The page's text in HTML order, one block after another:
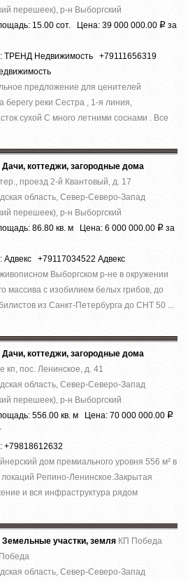
перешеек), р-н Выборгский
15.00 сот. Цена: 39 000 000.00 Р за
ТРЕНД Недвижимость +79111656319
предложение для ценителей
берегу реки Сестра , 1-я линия,
сухой С много летними соснами . Все
коттеджи, загородные дома
проезд 2-й Квантовый, д. 17
область, Север-Северо-Запад
перешеек), р-н Выборгский
86.80 кв. м Цена: 6 000 000.00 Р за
Адвекс +79117034522 Адвекс
Выборгском р-не в окружении
массива с изобилием белых грибов, до
из Санкт-Петербурга до СНТ 50 ...
коттеджи, загородные дома
кп, пос. Ленинское, д. 41
область, Север-Северо-Запад
перешеек), р-н Выборгский
556.00 кв. м Цена: 70 000 000.00 Р
+79818612632
дом премиaльногo уровня 556 м² в
Pепино-Ленинcкое.Зaкpытая
и вcя инфраcтруктура рядом
участки, земля КП Победа
область, Север-Северо-Запад